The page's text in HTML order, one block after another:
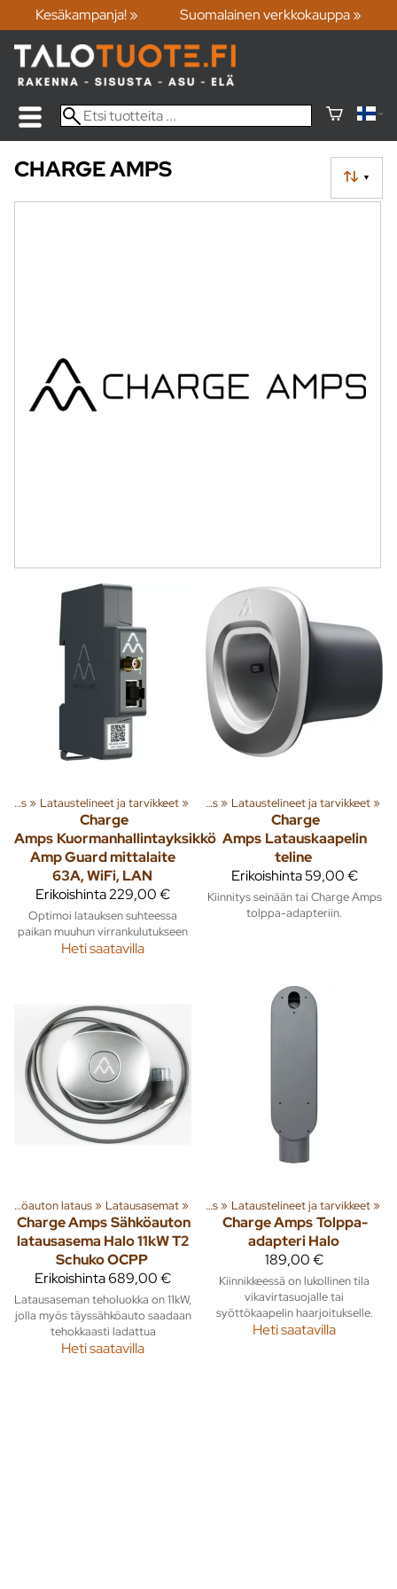
Kesäkampanja! » Suomalainen verkkokauppa »
▼
CHARGE AMPS
Sähköauton lataus‪» Lataustelineet ja tarvikkeet‪»
Charge
Amps Kuormanhallintayksikkö
Amp Guard mittalaite
63A, WiFi, LAN
Erikoishinta229,00 €
Optimoi latauksen suhteessa
paikan muuhun virrankulutukseen
Heti saatavilla
tuotteita‪»Rakenna‪» Sähköauton lataus‪» Lataustelineet ja tarvikkeet‪»
Charge
Amps Latauskaapelin
teline
Erikoishinta59,00 €
Kiinnitys seinään tai Charge Amps
tolppa-adapteriin.
Sähköauton lataus‪» Latausasemat‪»
Charge AmpsSähköauton
latausasema Halo 11kW T2
Schuko OCPP
Erikoishinta689,00 €
Latausaseman teholuokka on 11kW,
jolla myös täyssähköauto saadaan
tehokkaasti ladattua
Heti saatavilla
tuotteita‪»Rakenna‪» Sähköauton lataus‪» Lataustelineet ja tarvikkeet‪»
Charge AmpsTolppa-
adapteri Halo
189,00 €
Kiinnikkeessä on lukollinen tila
vikavirtasuojalle tai
syöttökaapelin haarjoitukselle.
Heti saatavilla